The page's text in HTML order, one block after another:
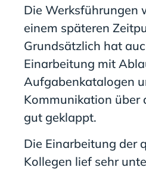
Die Werksführungen
einem späteren
Grundsätzlich hat
Einarbeitung mit
Aufgabenkatalogen
Kommunikation über
gut geklappt.
Die Einarbeitung der
Kollegen lief sehr